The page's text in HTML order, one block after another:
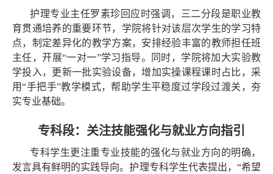
护理专业主任罗素珍 回应时强调，三二分段是职业教
育贯通培养的重要环节，学院将针对该层次学生的学习特
点，制定差异化的教学方案，安排经验丰富的教师担任班
主任，开展“一对一”学习指导。同时，学院将加大实验教
学投入，更新一批实验设备，增加实操课程课时占比，采
用“手把手”教学模式，帮助学生平稳度过学段过渡关，夯
实专业基础。
专科段：关注技能强化与就业方向指引
专科学生更注重专业技能的强化与就业方向的明确，
发言具有鲜明的实践导向。护理专科学生代表提出，“希望